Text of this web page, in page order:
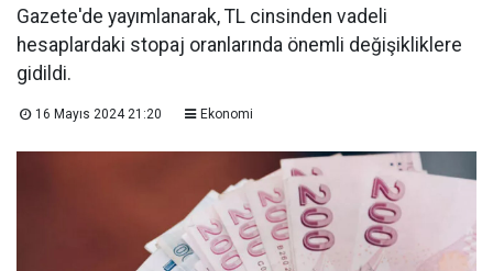
Gazete'de yayımlanarak, TL cinsinden vadeli
hesaplardaki stopaj oranlarında önemli değişikliklere
gidildi.
16 Mayıs 2024 21:20 Ekonomi